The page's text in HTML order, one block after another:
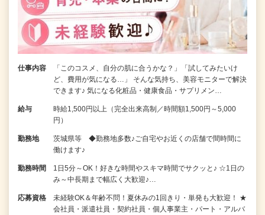
仕事内容
「このコスメ、自分の肌に合うかな？」「試してみたいけ
ど、費用が気になる…」 そんな気持ち、美容モニターで解決
できます♪ 気になる化粧品・健康食品・サプリメン…
給与
時給1,500円以上（完全出来高制／時間額1,500円～5,000
円）
勤務地
茨城県等 ◆勤務地多数♪ご自宅やお近くの店舗で間時間に
働けます♪
勤務時間
1日5分～OK！好きな時間やスキマ時間でサクッと♪ ☆1日の
み～中長期まで幅広く大歓迎♪…
応募資格
未経験OK＆年齢不問！夏休みの1回きり・単発も大歓迎！ ★
会社員・派遣社員・契約社員・個人事業主・パート・アルバ